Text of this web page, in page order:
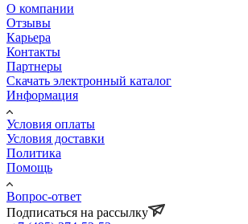
О компании
Отзывы
Карьера
Контакты
Партнеры
Скачать электронный каталог
Информация
Условия оплаты
Условия доставки
Политика
Помощь
Вопрос-ответ
Подписаться на рассылку